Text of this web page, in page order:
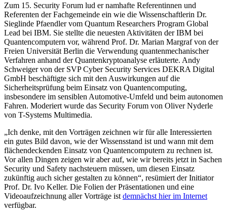
Zum 15. Security Forum lud er namhafte Referentinnen und
Referenten der Fachgemeinde ein wie die Wissenschaftlerin Dr.
Sieglinde Pfaendler vom Quantum Researchers Program Global
Lead bei IBM. Sie stellte die neuesten Aktivitäten der IBM bei
Quantencomputern vor, während Prof. Dr. Marian Margraf von der
Freien Universität Berlin die Verwendung quantenmechanischer
Verfahren anhand der Quantenkryptoanalyse erläuterte. Andy
Schweiger von der SVP Cyber Security Services DEKRA Digital
GmbH beschäftigte sich mit den Auswirkungen auf die
Sicherheitsprüfung beim Einsatz von Quantencomputing,
insbesondere im sensiblen Automotive-Umfeld und beim autonomen
Fahren. Moderiert wurde das Security Forum von Oliver Nyderle
von T-Systems Multimedia.
„Ich denke, mit den Vorträgen zeichnen wir für alle Interessierten
ein gutes Bild davon, wie der Wissensstand ist und wann mit dem
flächendeckenden Einsatz von Quantencomputern zu rechnen ist.
Vor allen Dingen zeigen wir aber auf, wie wir bereits jetzt in Sachen
Security und Safety nachsteuern müssen, um diesen Einsatz
zukünftig auch sicher gestalten zu können“, resümiert der Initiator
Prof. Dr. Ivo Keller. Die Folien der Präsentationen und eine
Videoaufzeichnung aller Vorträge ist demnächst hier im Internet
verfügbar.